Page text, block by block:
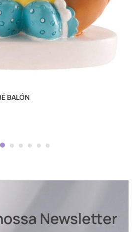
BALÓN
Newsletter